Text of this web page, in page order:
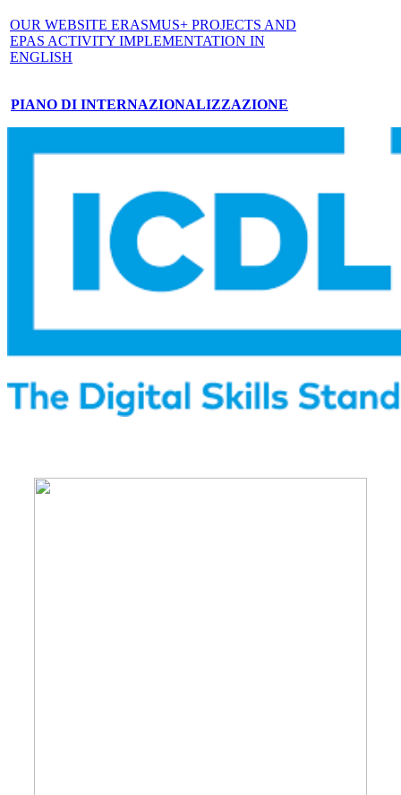
OUR WEBSITE ERASMUS+ PROJECTS AND
EPAS ACTIVITY IMPLEMENTATION IN
ENGLISH
PIANO DI INTERNAZIONALIZZAZIONE